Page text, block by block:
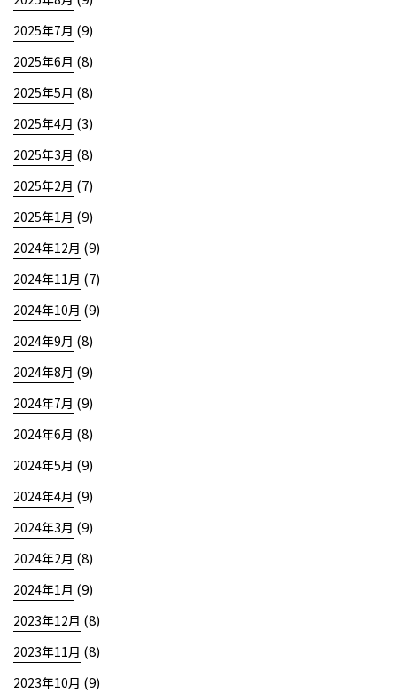
2025年7月 (9)
2025年6月 (8)
2025年5月 (8)
2025年4月 (3)
2025年3月 (8)
2025年2月 (7)
2025年1月 (9)
2024年12月 (9)
2024年11月 (7)
2024年10月 (9)
2024年9月 (8)
2024年8月 (9)
2024年7月 (9)
2024年6月 (8)
2024年5月 (9)
2024年4月 (9)
2024年3月 (9)
2024年2月 (8)
2024年1月 (9)
2023年12月 (8)
2023年11月 (8)
2023年10月 (9)